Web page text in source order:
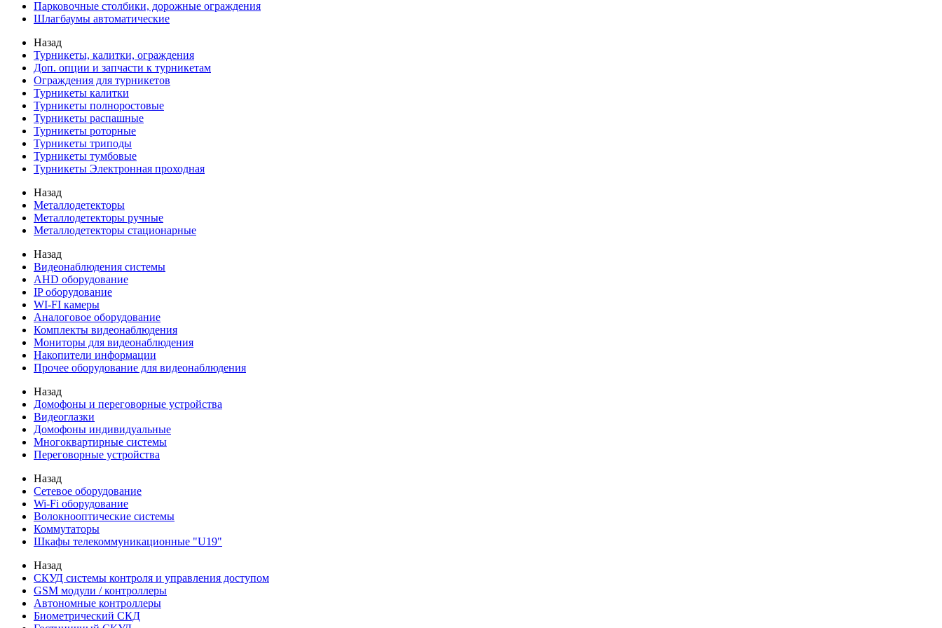
Парковочные столбики, дорожные ограждения
Шлагбаумы автоматические
Назад
Турникеты, калитки, ограждения
Доп. опции и запчасти к турникетам
Ограждения для турникетов
Турникеты калитки
Турникеты полноростовые
Турникеты распашные
Турникеты роторные
Турникеты триподы
Турникеты тумбовые
Турникеты Электронная проходная
Назад
Металлодетекторы
Металлодетекторы ручные
Металлодетекторы стационарные
Назад
Видеонаблюдения cистемы
AHD оборудование
IP оборудование
WI-FI камеры
Аналоговое оборудование
Комплекты видеонаблюдения
Мониторы для видеонаблюдения
Накопители информации
Прочее оборудование для видеонаблюдения
Назад
Домофоны и переговорные устройства
Видеоглазки
Домофоны индивидуальные
Многоквартирные системы
Переговорные устройства
Назад
Сетевое оборудование
Wi-Fi оборудование
Волокнооптические системы
Коммутаторы
Шкафы телекоммуникационные "U19"
Назад
СКУД системы контроля и управления доступом
GSM модули / контроллеры
Автономные контроллеры
Биометрический СКД